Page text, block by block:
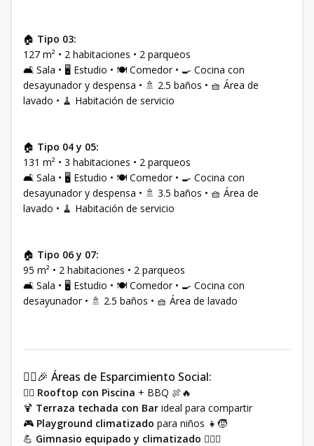
🏠 Tipo 03:
127 m² • 2 habitaciones • 2 parqueos
🛋 Sala • 🖥 Estudio • 🍽 Comedor • 🍳 Cocina con
desayunador y despensa • 🚿 2.5 baños • 🧺 Área de
lavado • 🧹 Habitación de servicio
🏠 Tipo 04 y 05:
131 m² • 3 habitaciones • 2 parqueos
🛋 Sala • 🖥 Estudio • 🍽 Comedor • 🍳 Cocina con
desayunador y despensa • 🚿 3.5 baños • 🧺 Área de
lavado • 🧹 Habitación de servicio
🏠 Tipo 06 y 07:
95 m² • 2 habitaciones • 2 parqueos
🛋 Sala • 🖥 Estudio • 🍽 Comedor • 🍳 Cocina con
desayunador • 🚿 2.5 baños • 🧺 Área de lavado
🧘‍♀️🎉 Áreas de Esparcimiento Social:
🏊‍♂️ Rooftop con Piscina + BBQ 🍖🔥
🍹 Terraza techada con Bar ideal para compartir
🎮 Playground climatizado para niños 👧🧒
💪 Gimnasio equipado y climatizado 🏋️‍♀️🧘